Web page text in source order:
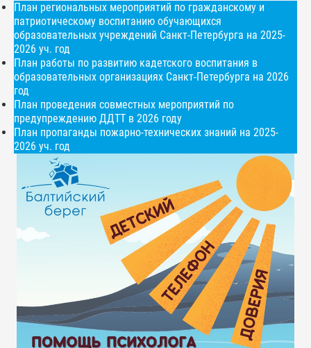
План региональных мероприятий по гражданскому и
патриотическому воспитанию обучающихся
образовательных учреждений Санкт-Петербурга на 2025-
2026 уч. год
План работы по развитию кадетского воспитания в
образовательных организациях Санкт-Петербурга на 2026
год
План проведения совместных мероприятий по
предупреждению ДДТТ в 2026 году
План пропаганды пожарно-технических знаний на 2025-
2026 уч. год